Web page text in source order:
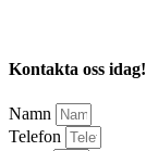
Kontakta oss idag!
Namn
Telefon